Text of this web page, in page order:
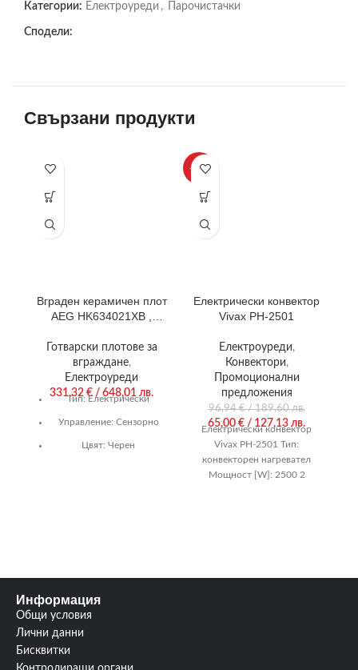
Категории: Електроуреди , Парочистачки
Сподели:
Свързани продукти
Вграден керамичен плот
AEG HK634021XB ,
Готварски плотове за
вграждане,
Електроуреди
331,32 €/ 648,01 лв.
Тип: Електрически
Управление: Сензорно
Цвят: Черен
-33%
Електрически конвектор
Vivax PH-2501
Електроуреди,
Конвектори,
Промоционални
предложения
96,94€/ 189,60 лв.
65,00 € / 127,13 лв.
Електрически конвектор
Vivax PH-2501 Тип:
конвекторен нагревател
Мощност [W]: 2500 2
Информация
Общи условия
Лични данни
Бисквитки